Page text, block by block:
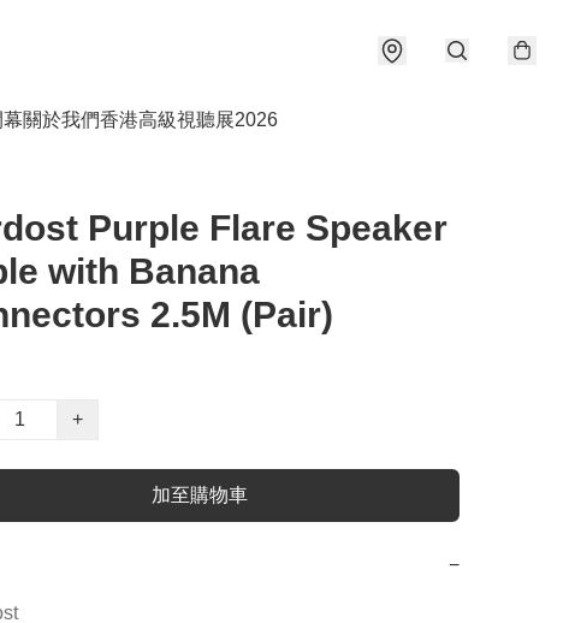
關於我們香港高級視聽展2026
Purple Flare Speaker
with Banana
2.5M (Pair)
+
加至購物車
−